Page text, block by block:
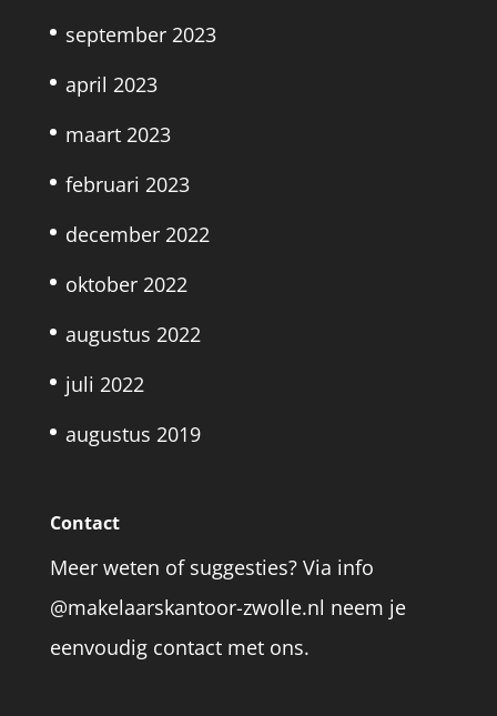
september 2023
april 2023
maart 2023
februari 2023
december 2022
oktober 2022
augustus 2022
juli 2022
augustus 2019
Contact
Meer weten of suggesties? Via info
@makelaarskantoor-zwolle.nl neem je
eenvoudig contact met ons.